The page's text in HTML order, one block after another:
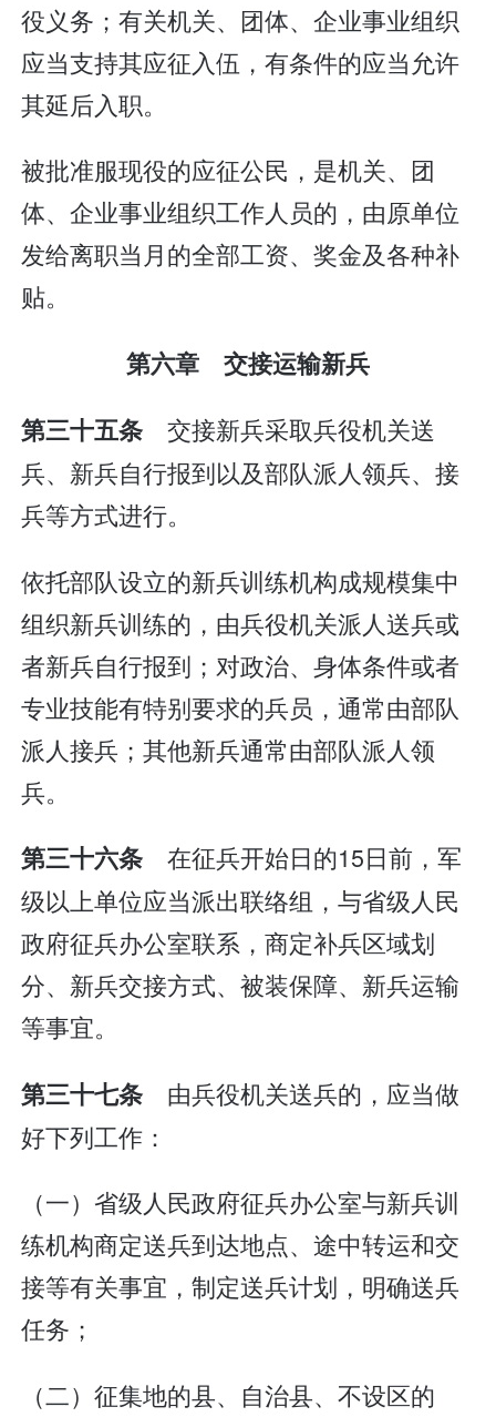
役义务；有关机关、团体、企业事业组织
应当支持其应征入伍，有条件的应当允许
其延后入职。
被批准服现役的应征公民，是机关、团
体、企业事业组织工作人员的，由原单位
发给离职当月的全部工资、奖金及各种补
贴。
第六章 交接运输新兵
第三十五条 交接新兵采取兵役机关送
兵、新兵自行报到以及部队派人领兵、接
兵等方式进行。
依托部队设立的新兵训练机构成规模集中
组织新兵训练的，由兵役机关派人送兵或
者新兵自行报到；对政治、身体条件或者
专业技能有特别要求的兵员，通常由部队
派人接兵；其他新兵通常由部队派人领
兵。
第三十六条 在征兵开始日的15日前，军
级以上单位应当派出联络组，与省级人民
政府征兵办公室联系，商定补兵区域划
分、新兵交接方式、被装保障、新兵运输
等事宜。
第三十七条 由兵役机关送兵的，应当做
好下列工作：
（一）省级人民政府征兵办公室与新兵训
练机构商定送兵到达地点、途中转运和交
接等有关事宜，制定送兵计划，明确送兵
任务；
（二）征集地的县、自治县、不设区的